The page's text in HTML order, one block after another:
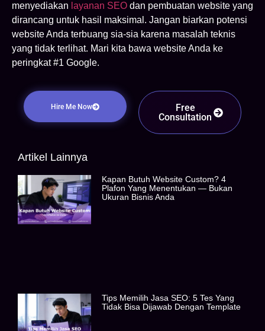
menyediakan layanan SEO dan pembuatan website yang
dirancang untuk hasil maksimal. Jangan biarkan potensi
website Anda terbuang sia-sia karena masalah teknis
yang tidak terlihat. Mari kita bawa website Anda ke
peringkat #1 Google.
Hire Me Now
Free
Consultation
Artikel Lainnya
Kapan Butuh Website Custom? 4
Plafon Yang Menentukan — Bukan
Ukuran Bisnis Anda
Tips Memilih Jasa SEO: 5 Tes Yang
Tidak Bisa Dijawab Dengan Template